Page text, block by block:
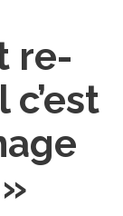
re-